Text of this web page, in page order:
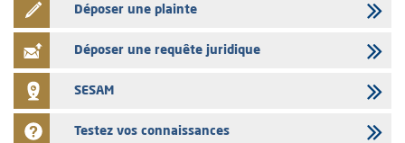
Déposer une plainte
Déposer une requête juridique
SESAM
Testez vos connaissances